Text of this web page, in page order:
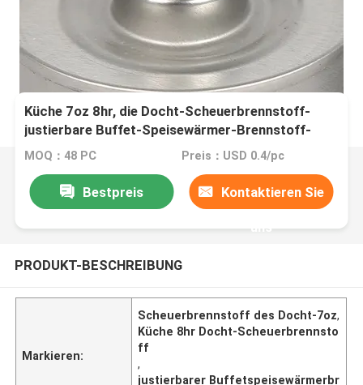
Küche 7oz 8hr, die Docht-Scheuerbrennstoff-
justierbare Buffet-Speisewärmer-Brennstoff-
Dose kocht
MOQ：48 PC Preis：USD 0.4/pc
Bestpreis Kontaktieren Sie
uns
PRODUKT-BESCHREIBUNG
Markieren:
Scheuerbrennstoff des Docht-7oz,
Küche 8hr Docht-Scheuerbrennsto
ff
,
justierbarer Buffetspeisewärmerbr